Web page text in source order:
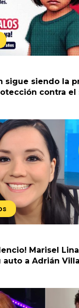
sigue siendo la
contra el
Marisel
auto a Adrián